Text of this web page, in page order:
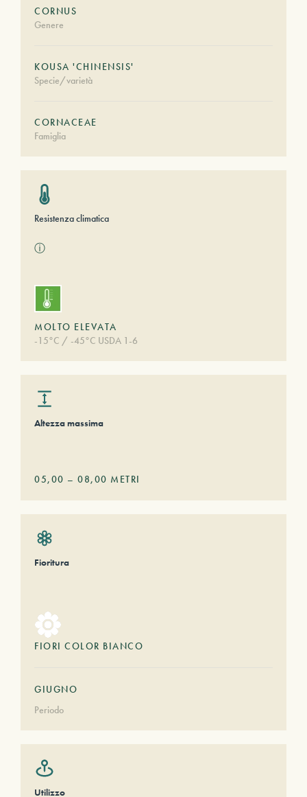
CORNUS
Genere
KOUSA 'CHINENSIS'
Specie/varietà
CORNACEAE
Famiglia
Resistenza climatica
ⓘ
MOLTO ELEVATA
-15°C / -45°C USDA 1-6
Altezza massima
05,00 – 08,00 METRI
Fioritura
FIORI COLOR BIANCO
GIUGNO
Periodo
Utilizzo